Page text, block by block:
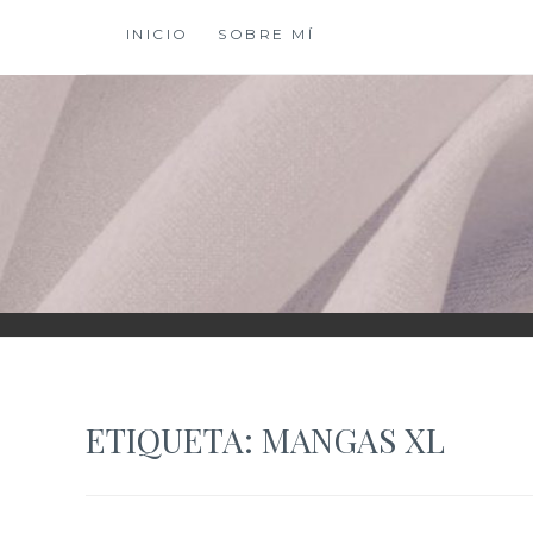
contenido
INICIO SOBRE MÍ
XIOMY
ETIQUETA: MANGAS XL